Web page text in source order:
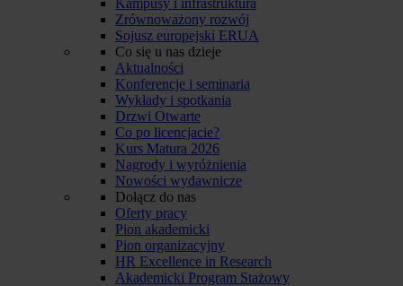
Zrównoważony rozwój
Sojusz europejski ERUA
Co się u nas dzieje
Aktualności
Konferencje i seminaria
Wykłady i spotkania
Drzwi Otwarte
Co po licencjacie?
Kurs Matura 2026
Nagrody i wyróżnienia
Nowości wydawnicze
Dołącz do nas
Oferty pracy
Pion akademicki
Pion organizacyjny
HR Excellence in Research
Akademicki Program Stażowy